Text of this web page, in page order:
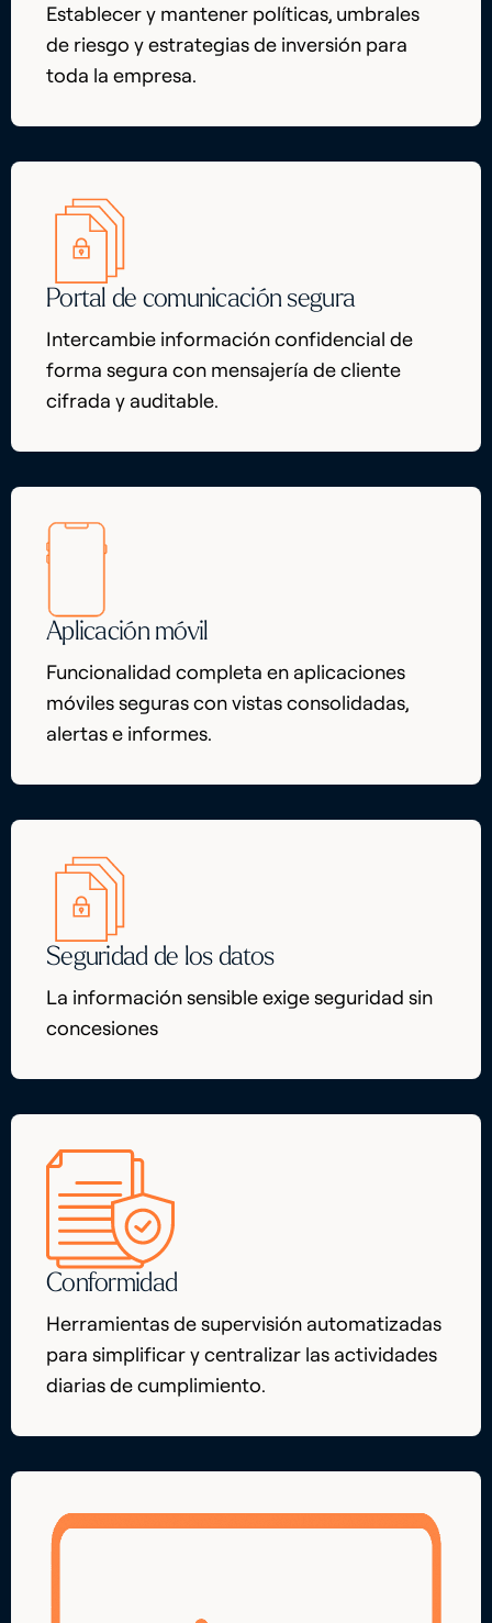
Establecer y mantener políticas, umbrales
de riesgo y estrategias de inversión para
toda la empresa.
Portal de comunicación segura
Intercambie información confidencial de
forma segura con mensajería de cliente
cifrada y auditable.
Aplicación móvil
Funcionalidad completa en aplicaciones
móviles seguras con vistas consolidadas,
alertas e informes.
Seguridad de los datos
La información sensible exige seguridad sin
concesiones
Conformidad
Herramientas de supervisión automatizadas
para simplificar y centralizar las actividades
diarias de cumplimiento.